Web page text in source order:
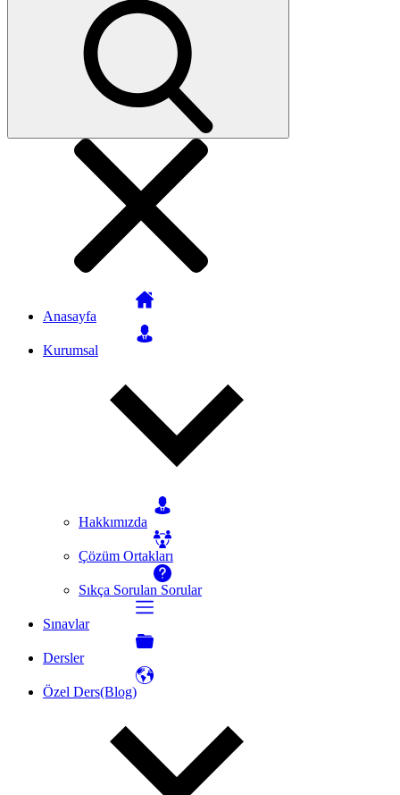
Anasayfa
Kurumsal
Hakkımızda
Çözüm Ortakları
Sıkça Sorulan Sorular
Sınavlar
Dersler
Özel Ders(Blog)